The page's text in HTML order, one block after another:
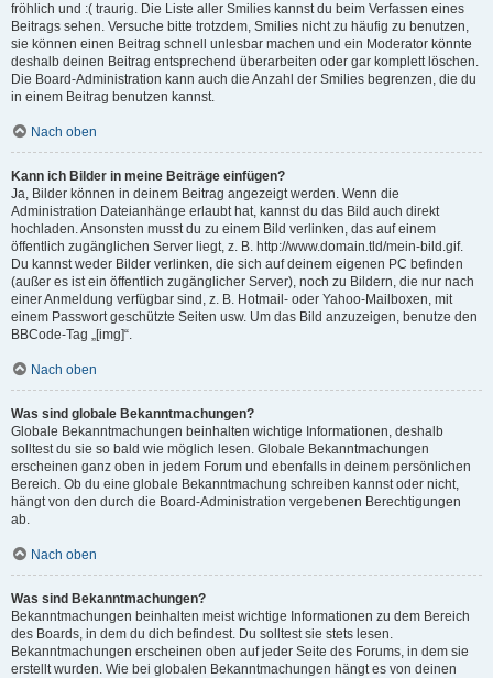
fröhlich und :( traurig. Die Liste aller Smilies kannst du beim Verfassen eines
Beitrags sehen. Versuche bitte trotzdem, Smilies nicht zu häufig zu benutzen,
sie können einen Beitrag schnell unlesbar machen und ein Moderator könnte
deshalb deinen Beitrag entsprechend überarbeiten oder gar komplett löschen.
Die Board-Administration kann auch die Anzahl der Smilies begrenzen, die du
in einem Beitrag benutzen kannst.
Nach oben
Kann ich Bilder in meine Beiträge einfügen?
Ja, Bilder können in deinem Beitrag angezeigt werden. Wenn die
Administration Dateianhänge erlaubt hat, kannst du das Bild auch direkt
hochladen. Ansonsten musst du zu einem Bild verlinken, das auf einem
öffentlich zugänglichen Server liegt, z. B. http://www.domain.tld/mein-bild.gif.
Du kannst weder Bilder verlinken, die sich auf deinem eigenen PC befinden
(außer es ist ein öffentlich zugänglicher Server), noch zu Bildern, die nur nach
einer Anmeldung verfügbar sind, z. B. Hotmail- oder Yahoo-Mailboxen, mit
einem Passwort geschützte Seiten usw. Um das Bild anzuzeigen, benutze den
BBCode-Tag „[img]“.
Nach oben
Was sind globale Bekanntmachungen?
Globale Bekanntmachungen beinhalten wichtige Informationen, deshalb
solltest du sie so bald wie möglich lesen. Globale Bekanntmachungen
erscheinen ganz oben in jedem Forum und ebenfalls in deinem persönlichen
Bereich. Ob du eine globale Bekanntmachung schreiben kannst oder nicht,
hängt von den durch die Board-Administration vergebenen Berechtigungen
ab.
Nach oben
Was sind Bekanntmachungen?
Bekanntmachungen beinhalten meist wichtige Informationen zu dem Bereich
des Boards, in dem du dich befindest. Du solltest sie stets lesen.
Bekanntmachungen erscheinen oben auf jeder Seite des Forums, in dem sie
erstellt wurden. Wie bei globalen Bekanntmachungen hängt es von deinen